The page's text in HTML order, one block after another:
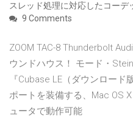
スレッド処理に対応したコーデ
9 Comments
ZOOM TAC-8 Thunderbolt
ウンドハウス！ モード・
『Cubase LE（ダウンロー
ポートを装備する、Mac OS
ュータで動作可能